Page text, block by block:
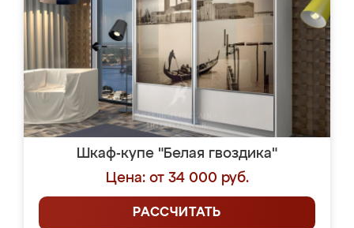
Шкаф-купе "Белая гвоздика"
Цена: от 34 000 руб.
РАССЧИТАТЬ